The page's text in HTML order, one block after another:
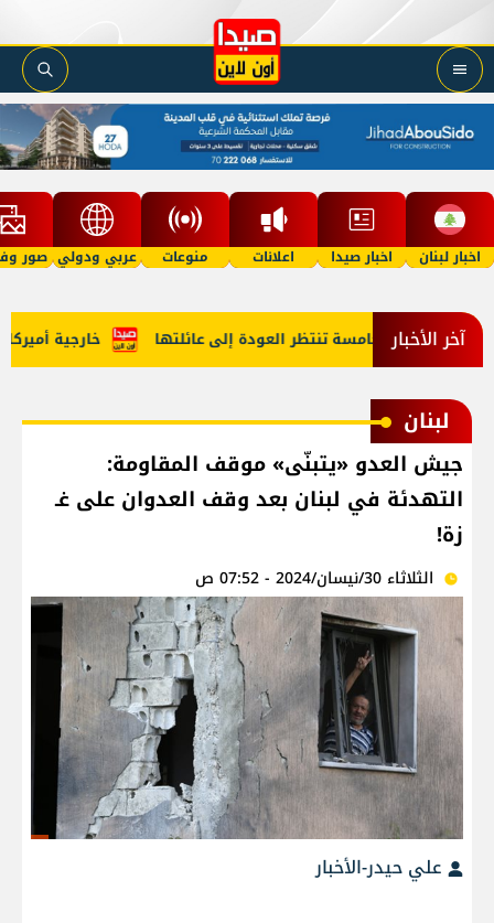
اخبار لبنان اخبار صيدا اعلانات منوعات عربي ودولي صور
آخر الأخبار خارجية أميركا: في الخامسة تنتظر العودة إلى عائلتها
لبنان
جيش العدو «يتبنّى» موقف المقاومة:
التهدئة في لبنان بعد وقف العدوان على غـ
زة!
الثلاثاء 30/نيسان/2024 - 07:52 ص
علي حيدر-الأخبار